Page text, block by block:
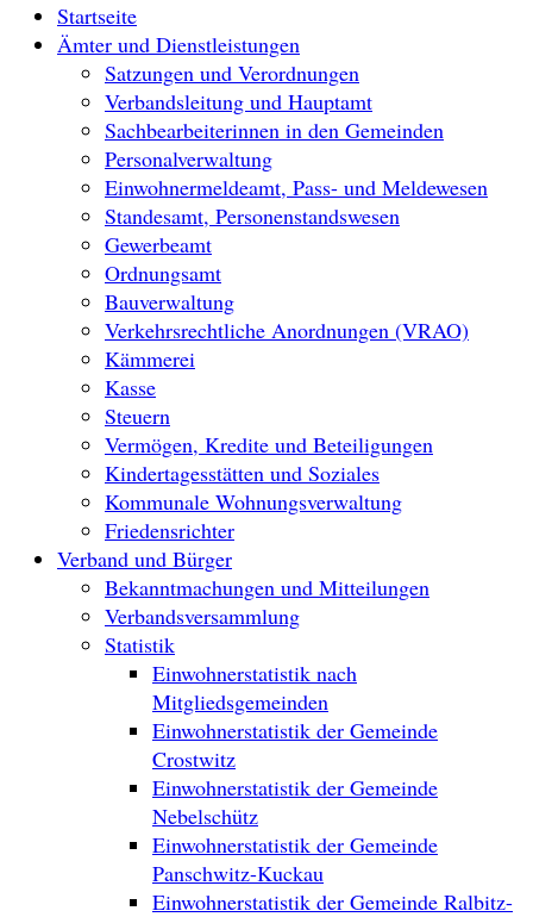
Startseite
Ämter und Dienstleistungen
Satzungen und Verordnungen
Verbandsleitung und Hauptamt
Sachbearbeiterinnen in den Gemeinden
Personalverwaltung
Einwohnermeldeamt, Pass- und Meldewesen
Standesamt, Personenstandswesen
Gewerbeamt
Ordnungsamt
Bauverwaltung
Verkehrsrechtliche Anordnungen (VRAO)
Kämmerei
Kasse
Steuern
Vermögen, Kredite und Beteiligungen
Kindertagesstätten und Soziales
Kommunale Wohnungsverwaltung
Friedensrichter
Verband und Bürger
Bekanntmachungen und Mitteilungen
Verbandsversammlung
Statistik
Einwohnerstatistik nach
Mitgliedsgemeinden
Einwohnerstatistik der Gemeinde
Crostwitz
Einwohnerstatistik der Gemeinde
Nebelschütz
Einwohnerstatistik der Gemeinde
Panschwitz-Kuckau
Einwohnerstatistik der Gemeinde Ralbitz-